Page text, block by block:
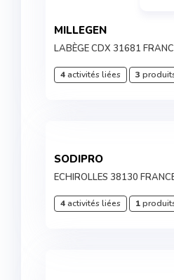
MILLEGEN
LABÈGE CDX 31681
4activités liées 3
SODIPRO
ECHIROLLES 38130
4activités liées 1